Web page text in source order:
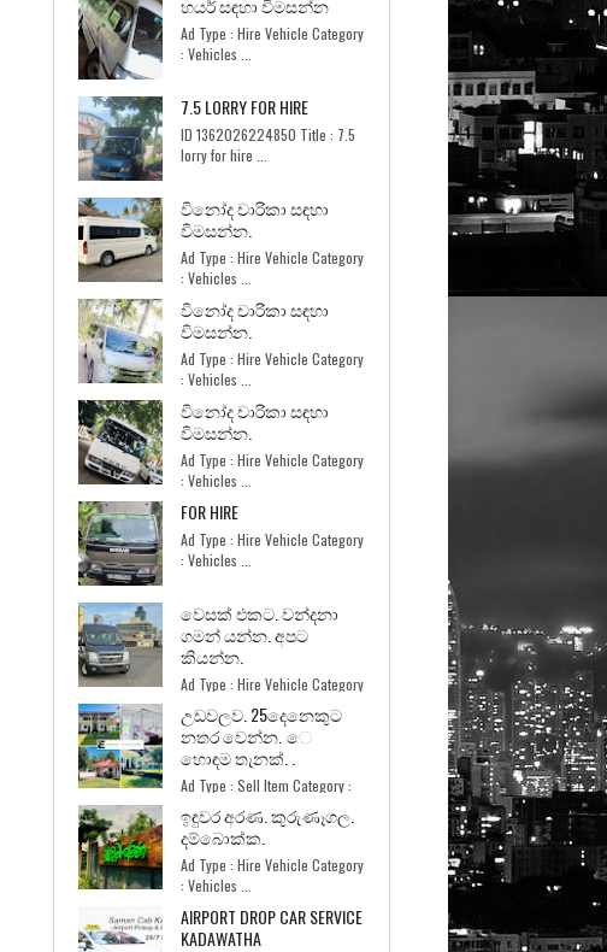
හයර් සඳහා විමසන්න
Ad Type : Hire Vehicle Category
: Vehicles ...
7.5 LORRY FOR HIRE
ID 1362026224850 Title : 7.5
lorry for hire ...
විනෝද චාරිකා සඳහා
විමසන්න.
Ad Type : Hire Vehicle Category
: Vehicles ...
විනෝද චාරිකා සඳහා
විමසන්න.
Ad Type : Hire Vehicle Category
: Vehicles ...
විනෝද චාරිකා සඳහා
විමසන්න.
Ad Type : Hire Vehicle Category
: Vehicles ...
FOR HIRE
Ad Type : Hire Vehicle Category
: Vehicles ...
වෙසක් එකට. වන්දනා
ගමන් යන්න. අපට
කියන්න.
Ad Type : Hire Vehicle Category
: Vehicles ...
උඩවලව. 25දෙනෙකුට
නතර වෙන්න. ෙ
හොඳම තැනක්. .
Ad Type : Sell Item Category :
Home and Garde... ඉඳුවර අරණ. කුරුණෑගල.
දම්බොක්ක.
Ad Type : Hire Vehicle Category
: Vehicles ...
AIRPORT DROP CAR SERVICE
KADAWATHA